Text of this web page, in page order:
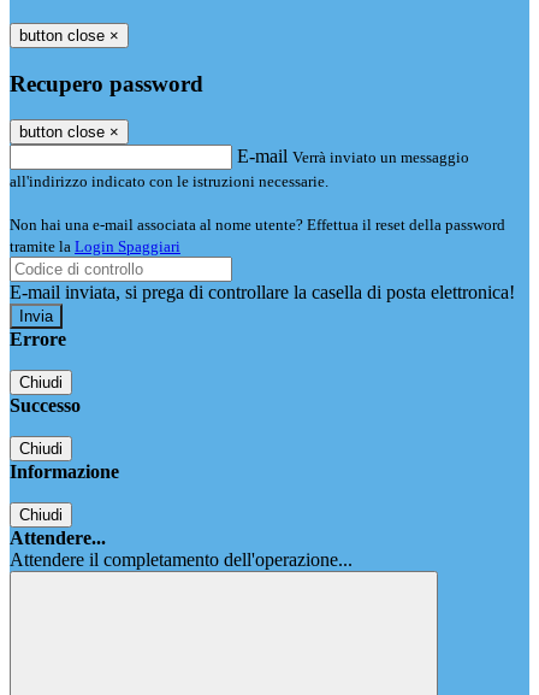
button close ×
Recupero password
button close ×
E-mail Verrà inviato un messaggio
all'indirizzo indicato con le istruzioni necessarie.
Non hai una e-mail associata al nome utente? Effettua il reset della password
tramite la Login Spaggiari
E-mail inviata, si prega di controllare la casella di posta elettronica!
Errore
Chiudi
Successo
Chiudi
Informazione
Chiudi
Attendere...
Attendere il completamento dell'operazione...